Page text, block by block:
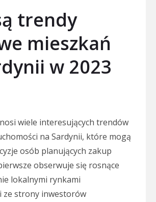
trendy
mieszkań
w 2023
wiele interesujących trendów
na Sardynii, które mogą
osób planujących zakup
obserwuje się rosnące
lokalnymi rynkami
ze strony inwestorów